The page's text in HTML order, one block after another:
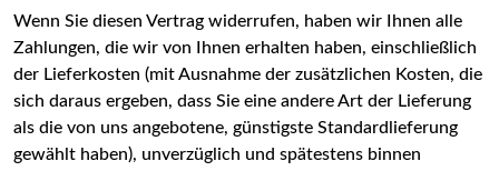
Wenn Sie diesen Vertrag widerrufen, haben wir Ihnen alle
Zahlungen, die wir von Ihnen erhalten haben, einschließlich
der Lieferkosten (mit Ausnahme der zusätzlichen Kosten, die
sich daraus ergeben, dass Sie eine andere Art der Lieferung
als die von uns angebotene, günstigste Standardlieferung
gewählt haben), unverzüglich und spätestens binnen